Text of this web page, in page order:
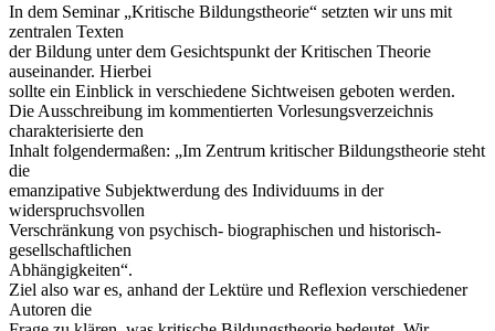
In dem Seminar „Kritische Bildungstheorie“ setzten wir uns mit
zentralen Texten
der Bildung unter dem Gesichtspunkt der Kritischen Theorie
auseinander. Hierbei
sollte ein Einblick in verschiedene Sichtweisen geboten werden.
Die Ausschreibung im kommentierten Vorlesungsverzeichnis
charakterisierte den
Inhalt folgendermaßen: „Im Zentrum kritischer Bildungstheorie steht
die
emanzipative Subjektwerdung des Individuums in der
widerspruchsvollen
Verschränkung von psychisch- biographischen und historisch-
gesellschaftlichen
Abhängigkeiten“.
Ziel also war es, anhand der Lektüre und Reflexion verschiedener
Autoren die